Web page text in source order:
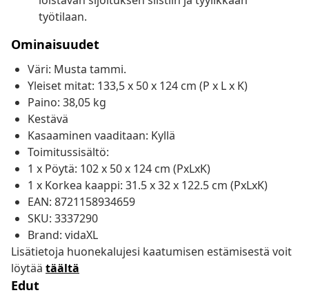
työtilaan.
Ominaisuudet
Väri: Musta tammi.
Yleiset mitat: 133,5 x 50 x 124 cm (P x L x K)
Paino: 38,05 kg
Kestävä
Kasaaminen vaaditaan: Kyllä
Toimitussisältö:
1 x Pöytä: 102 x 50 x 124 cm (PxLxK)
1 x Korkea kaappi: 31.5 x 32 x 122.5 cm (PxLxK)
EAN: 8721158934659
SKU: 3337290
Brand: vidaXL
Lisätietoja huonekalujesi kaatumisen estämisestä voit
löytää täältä
Edut